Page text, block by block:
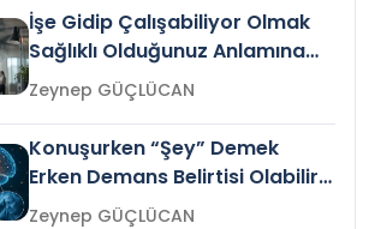
İşe Gidip Çalışabiliyor Olmak
Sağlıklı Olduğunuz Anlamına
Gelir mi?Zeynep GÜÇLÜCAN
Konuşurken “Şey” Demek
Erken Demans Belirtisi Olabilir
mi?
Zeynep GÜÇLÜCAN